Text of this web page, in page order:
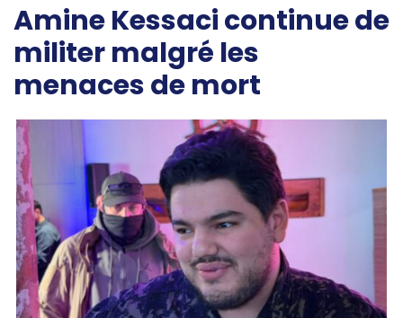
Amine Kessaci continue de
militer malgré les
menaces de mort